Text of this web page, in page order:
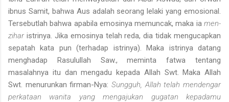
ibnus Samit, bahwa Aus adalah seorang lelaki yang emosional.
Tersebutlah bahwa apabila emosinya memuncak, maka ia men-
zihar istrinya. Jika emosinya telah reda, dia tidak mengucapkan
sepatah kata pun (terhadap istrinya). Maka istrinya datang
menghadap Rasulullah Saw., meminta fatwa tentang
masalahnya itu dan mengadu kepada Allah Swt. Maka Allah
Swt. menurunkan firman-Nya: Sungguh, Allah telah mendengar
perkataan wanita yang mengajukan gugatan kepadamu